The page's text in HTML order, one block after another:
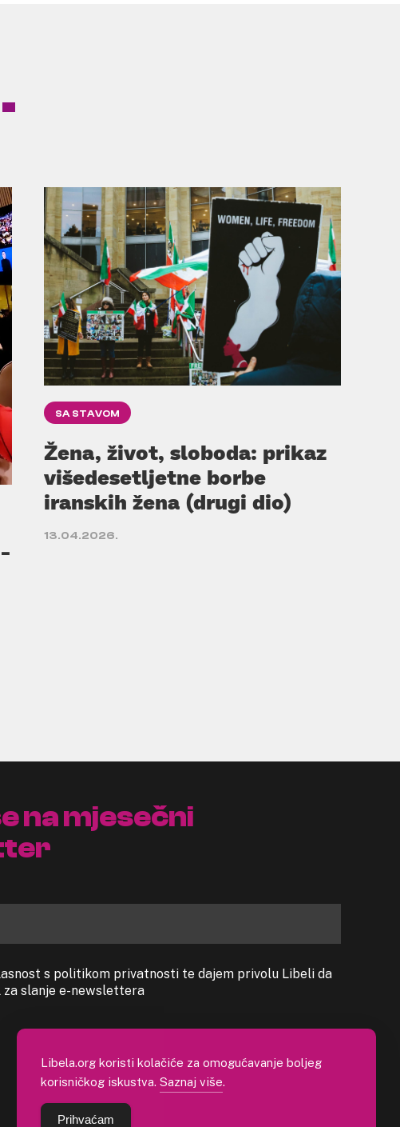
SA STAVOM
Žena, život, sloboda: prikaz
višedesetljetne borbe
iranskih žena (drugi dio)
13.04.2026.
na mjesečni
s politikom privatnosti te dajem privolu Libeli da
za slanje e-newslettera
Libela.org koristi kolačiće za omogućavanje boljeg
korisničkog iskustva. Saznaj više.
Prihvaćam